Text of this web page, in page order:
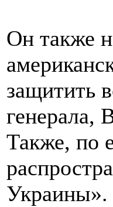
Он также
защитить
генерала,
Также, по
Украины».